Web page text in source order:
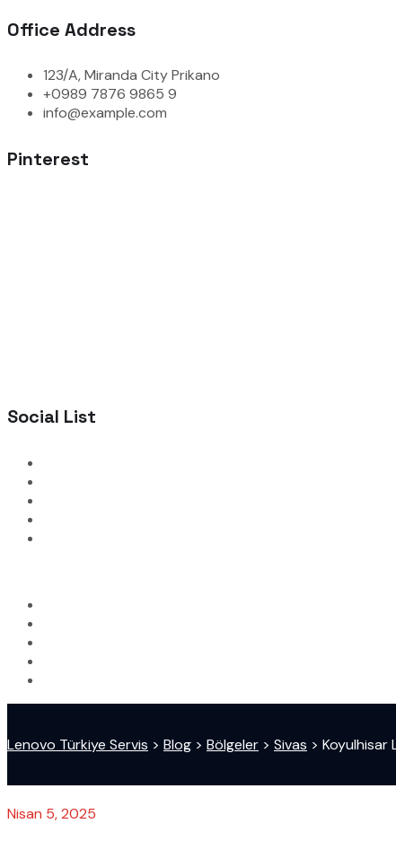
Office Address
123/A, Miranda City Prikano
+0989 7876 9865 9
info@example.com
Pinterest
Social List
Lenovo Türkiye Servis > Blog > Bölgeler > Sivas > Koyulhisar
Nisan 5, 2025